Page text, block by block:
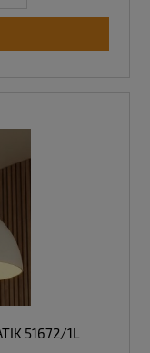
51672/1L